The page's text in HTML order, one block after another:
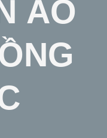
ÁO